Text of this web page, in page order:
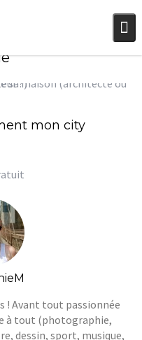
: COMMENT
mon city
! Avant tout passionnée
à tout (photographie,
dessin, sport, musique,